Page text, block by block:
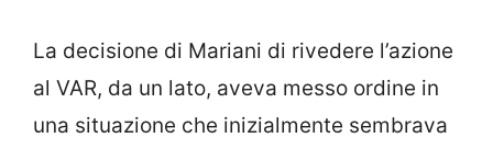
La decisione di Mariani di rivedere l’azione
al VAR, da un lato, aveva messo ordine in
una situazione che inizialmente sembrava